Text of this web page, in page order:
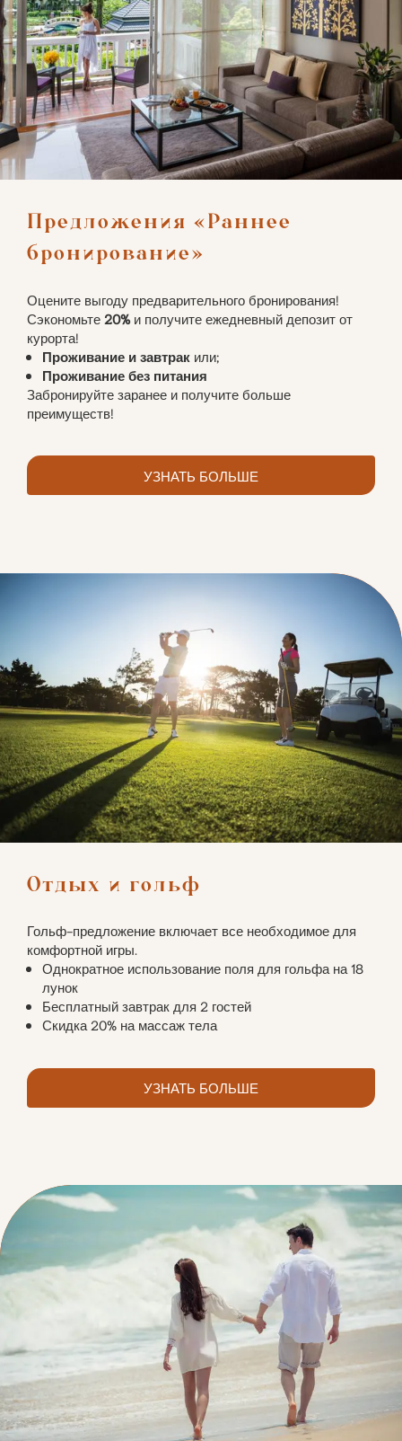
Предложения «Раннее
бронирование»
Оцените выгоду предварительного бронирования!
Сэкономьте 20%и получите ежедневный депозит от
курорта!
Проживание и завтрак или;
Проживание без питания
Забронируйте заранее и получите больше
преимуществ!
УЗНАТЬ БОЛЬШЕ
Отдых и гольф
Гольф-предложение включает все необходимое для
комфортной игры.
Однократное использование поля для гольфа на 18
лунок
Бесплатный завтрак для 2 гостей
Скидка 20% на массаж тела
УЗНАТЬ БОЛЬШЕ